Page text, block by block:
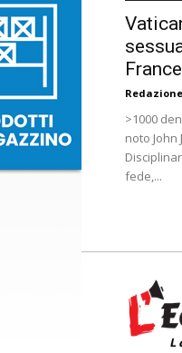
>1000
noto
fede,...